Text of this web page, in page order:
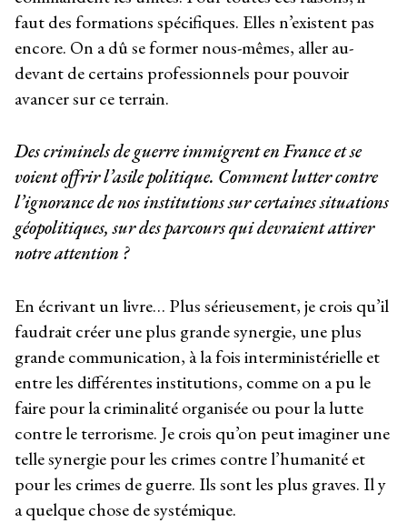
faut des formations spécifiques. Elles n’existent pas
encore. On a dû se former nous-mêmes, aller au-
devant de certains professionnels pour pouvoir
avancer sur ce terrain.
Des criminels de guerre immigrent en France et se
voient offrir l’asile politique. Comment lutter contre
l’ignorance de nos institutions sur certaines situations
géopolitiques, sur des parcours qui devraient attirer
notre attention ?
En écrivant un livre… Plus sérieusement, je crois qu’il
faudrait créer une plus grande synergie, une plus
grande communication, à la fois interministérielle et
entre les différentes institutions, comme on a pu le
faire pour la criminalité organisée ou pour la lutte
contre le terrorisme. Je crois qu’on peut imaginer une
telle synergie pour les crimes contre l’humanité et
pour les crimes de guerre. Ils sont les plus graves. Il y
a quelque chose de systémique.